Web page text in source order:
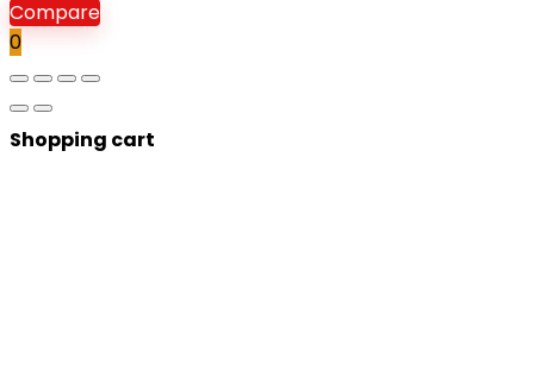
Compare
0
Shopping cart